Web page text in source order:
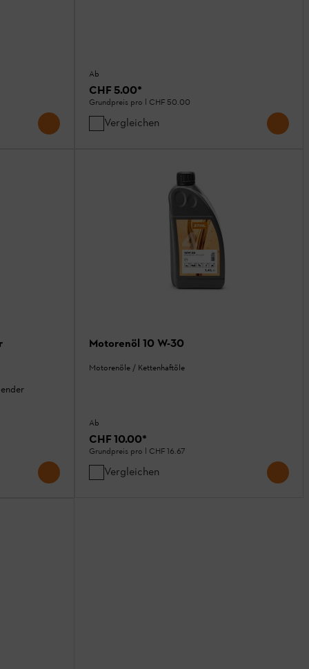
Ab
CHF 5.00*
Grundpreis pro l CHF 50.00
Vergleichen
Motorenöl 10 W-30
Motorenöle / Kettenhaftöle
Ab
CHF 10.00*
Grundpreis pro l CHF 16.67
Vergleichen